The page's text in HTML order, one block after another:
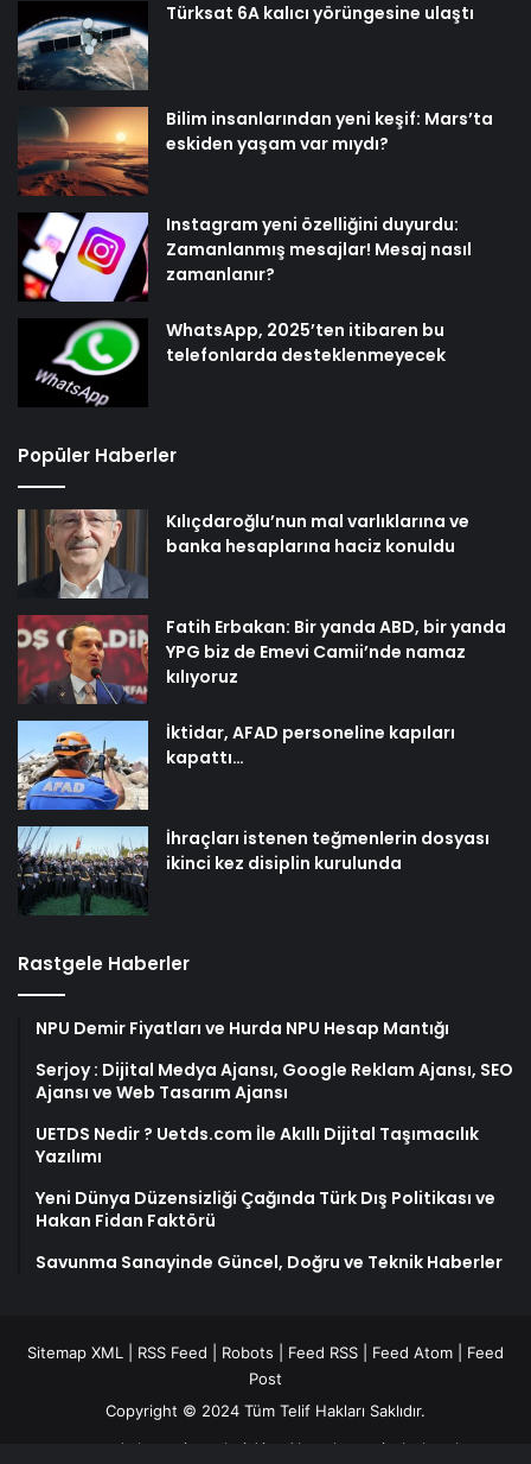
Türksat 6A kalıcı yörüngesine ulaştı
Bilim insanlarından yeni keşif: Mars’ta
eskiden yaşam var mıydı?
Instagram yeni özelliğini duyurdu:
Zamanlanmış mesajlar! Mesaj nasıl
zamanlanır?
WhatsApp, 2025’ten itibaren bu
telefonlarda desteklenmeyecek
Popüler Haberler
Kılıçdaroğlu’nun mal varlıklarına ve
banka hesaplarına haciz konuldu
Fatih Erbakan: Bir yanda ABD, bir yanda
YPG biz de Emevi Camii’nde namaz
kılıyoruz
İktidar, AFAD personeline kapıları
kapattı…
İhraçları istenen teğmenlerin dosyası
ikinci kez disiplin kurulunda
Rastgele Haberler
NPU Demir Fiyatları ve Hurda NPU Hesap Mantığı
Serjoy : Dijital Medya Ajansı, Google Reklam Ajansı, SEO
Ajansı ve Web Tasarım Ajansı
UETDS Nedir ? Uetds.com İle Akıllı Dijital Taşımacılık
Yazılımı
Yeni Dünya Düzensizliği Çağında Türk Dış Politikası ve
Hakan Fidan Faktörü
Savunma Sanayinde Güncel, Doğru ve Teknik Haberler
Sitemap XML RSS Feed Robots Feed RSS Feed Atom
Feed
Post
Copyright © 2024 Tüm Telif Hakları Saklıdır.
yangın algılama sistemleri Ajax Alarm kayseri çıkışlı turlar